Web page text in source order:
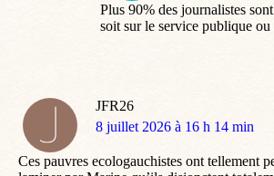
Plus 90% des journalistes
soit sur le service publique ou
JFR26
dit
8 juillet 2026 à 16 h 14 min
Ces pauvres ecologauchistes ont tellement